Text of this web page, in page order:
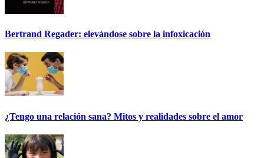
Bertrand Regader: elevándose sobre la infoxicación
¿Tengo una relación sana? Mitos y realidades sobre el amor